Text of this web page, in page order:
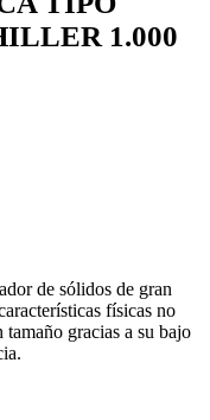
1.000
de sólidos de gran
físicas no
gracias a su bajo